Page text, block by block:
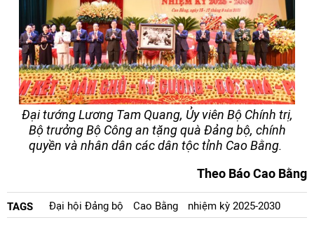
Đại tướng Lương Tam Quang, Ủy viên Bộ Chính trị,
Bộ trưởng Bộ Công an tặng quà Đảng bộ, chính
quyền và nhân dân các dân tộc tỉnh Cao Bằng.
Theo Báo Cao Bằng
TAGS Đại hội Đảng bộ Cao Bằng nhiệm kỳ 2025-2030